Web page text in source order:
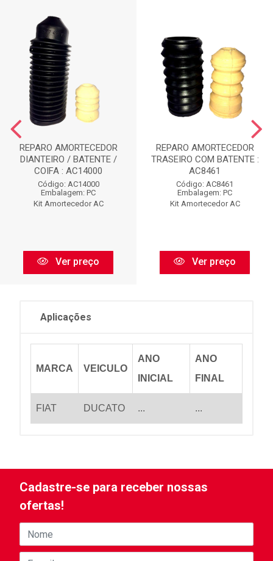
REPARO AMORTECEDOR
DIANTEIRO / BATENTE /
COIFA : AC14000
Código: AC14000
Embalagem: PC
Kit Amortecedor AC
Ver preço
REPARO AMORTECEDOR
TRASEIRO COM BATENTE :
AC8461
Código: AC8461
Embalagem: PC
Kit Amortecedor AC
Ver preço
Aplicações
MARCA VEICULO
ANO
INICIAL
ANO
FINAL
FIAT DUCATO ... ...
Cadastre-se para receber nossas
ofertas!